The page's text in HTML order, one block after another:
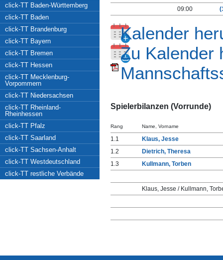
click-TT Baden-Württemberg
click-TT Baden
click-TT Brandenburg
click-TT Bayern
click-TT Bremen
click-TT Hessen
click-TT Mecklenburg-
Vorpommern
click-TT Niedersachsen
click-TT Rheinland-
Rheinhessen
click-TT Pfalz
click-TT Saarland
click-TT Sachsen-Anhalt
click-TT Westdeutschland
click-TT restliche Verbände
09:00
Kalender
Zu Kalender
Spielerbilanzen (Vorrunde)
Rang Name, Vorname
1.1
Klaus, Jesse
1.2
Dietrich, Theresa
1.3
Kullmann, Torben
Klaus, Jesse / Kullmann,